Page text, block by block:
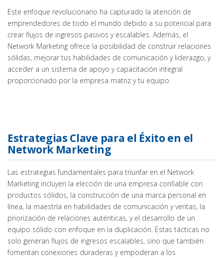
Este enfoque revolucionario ha capturado la atención de
emprendedores de todo el mundo debido a su potencial para
crear flujos de ingresos pasivos y escalables. Además, el
Network Marketing ofrece la posibilidad de construir relaciones
sólidas, mejorar tus habilidades de comunicación y liderazgo, y
acceder a un sistema de apoyo y capacitación integral
proporcionado por la empresa matriz y tu equipo.
Estrategias Clave para el Éxito en el
Network Marketing
Las estrategias fundamentales para triunfar en el Network
Marketing incluyen la elección de una empresa confiable con
productos sólidos, la construcción de una marca personal en
línea, la maestría en habilidades de comunicación y ventas, la
priorización de relaciones auténticas, y el desarrollo de un
equipo sólido con enfoque en la duplicación. Estas tácticas no
solo generan flujos de ingresos escalables, sino que también
fomentan conexiones duraderas y empoderan a los